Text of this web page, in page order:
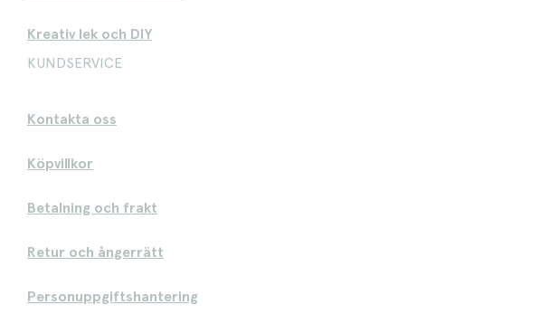
Kreativ lek och DIY
KUNDSERVICE
Kontakta oss
Köpvillkor
Betalning och frakt
Retur och ångerrätt
Personuppgiftshantering